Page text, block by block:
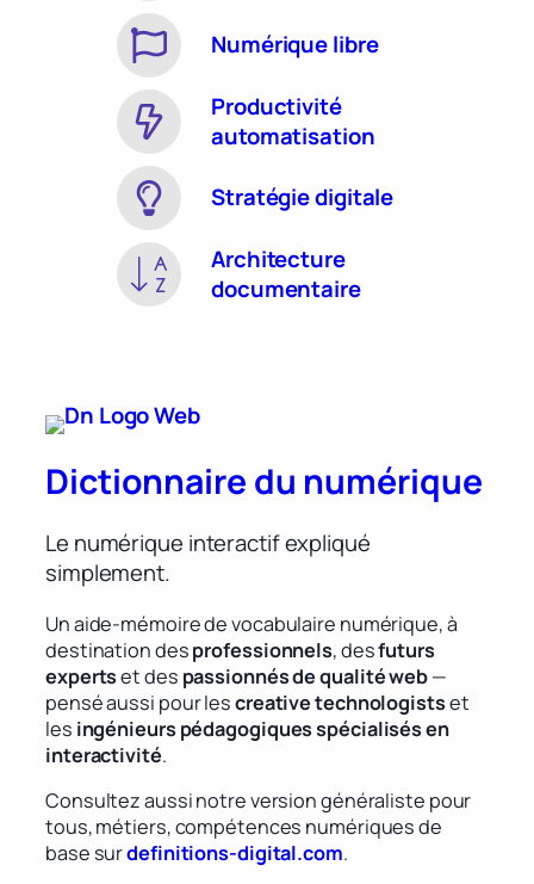
Numérique libre
Productivité
automatisation
Stratégie digitale
Architecture
documentaire
Dictionnaire du numérique
Le numérique interactif expliqué
simplement.
Un aide-mémoire de vocabulaire numérique, à
destination desprofessionnels, desfuturs
expertset des passionnés de qualité web—
pensé aussi pour lescreative technologistset
les ingénieurs pédagogiques spécialisés en
interactivité.
Consultez aussi notre version généraliste pour
tous, métiers, compétences numériques de
base surdefinitions-digital.com.